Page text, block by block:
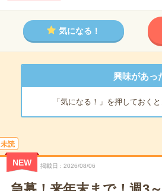
気になる！
興味があっ
「気になる！」を押しておく
未読
NEW 掲載日 2026/08/06